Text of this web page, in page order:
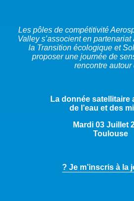
Les pôles de compétitivité
Valley s’associent en
la Transition écologique et
proposer une journée de
rencontre autour
La donnée satellitaire
de l’eau et des
Mardi 03 Juillet
Toulouse
? Je m’inscris à la